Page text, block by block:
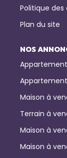
Politique des
Plan du site
NOS
Maison à
Terrain à
Maison à
Maison à